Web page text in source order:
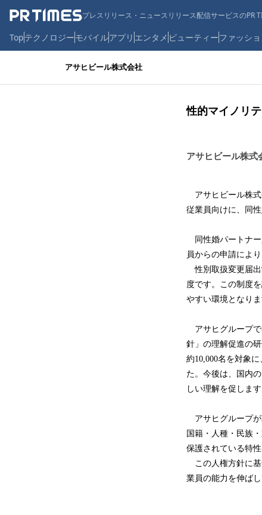
プレスリリース・ニュースリリース配信サービスのPR
Topテクノロジーモバイルアプリ エンタメ ビューティーファッシ
アサヒビール株式会社
性的マイノリ
アサヒビール株式
アサヒビール株式
従業員向けに、同
同性婚パートナー
員からの申請によ
性別取扱変更届出
度です。この制度
やすい環境となりま
アサヒグループで
針」の理解促進の
約10,000名を対象
た。今後は、国内
しい理解を促します
アサヒグループが
国籍・人種・民族
保護されている特
この人権方針に基
業員の能力を伸ば